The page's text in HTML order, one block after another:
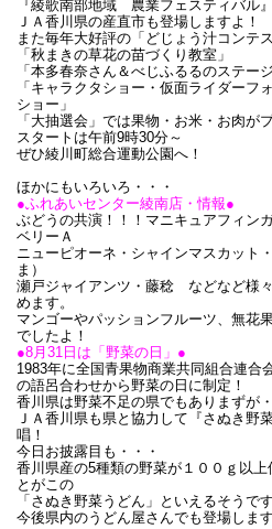
『綾歌南部地域 農業フェスティバル』
ＪＡ香川県の産直市も登場しますよ！
また毎年大好評の「どじょう汁コンテス
「秋まきの草花の苗づくり教室」
「本多春奈さん＆べじふるるのステージ
「キャラクタショー・仮面ライダーフ
ショー」
「大抽選会」では果物・お米・お肉が
スタートは午前9時30分～
ぜひ綾川町総合運動公園へ！
ほかにもいろいろ・・・
●ふれあいセンター綾南店・情報●
ぶどうの共演！！！マニキュアフィン
ベリーＡ
ニューピオーネ・シャインマスカット
ま）
瀬戸ジャイアンツ・藤稔 などなど様
めます。
マンゴーやパッションフルーツ、無花
でしたよ！
●8月31日は「野菜の日」●
1983年に全国青果物商業共同組合連合
の語呂合わせから野菜の日に制定！
香川県は野菜不足の県でもありまずが
ＪＡ香川県も県と協力して『さぬき野
唱！
今日お披露目も・・・
香川県産の5種類の野菜が１００ｇ以上
とがこの
「さぬき野菜うどん」といえるそうです
今後県内のうどん屋さんでも登場しま